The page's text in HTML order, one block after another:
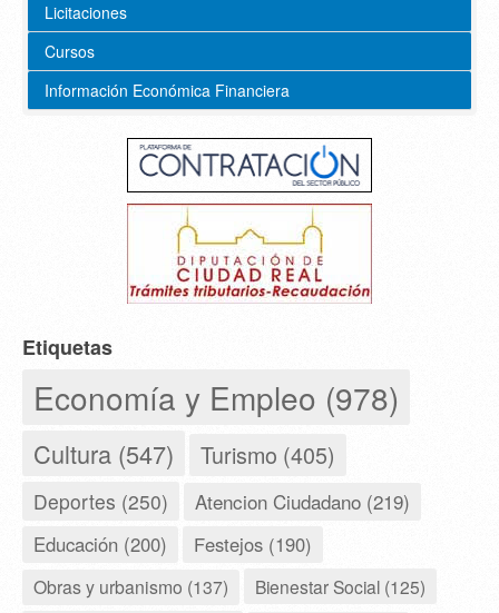
Licitaciones
Cursos
Información Económica Financiera
Etiquetas
Economía y Empleo (978)
Cultura (547) Turismo (405)
Deportes (250) Atencion Ciudadano (219)
Educación (200) Festejos (190)
Obras y urbanismo (137) Bienestar Social (125)